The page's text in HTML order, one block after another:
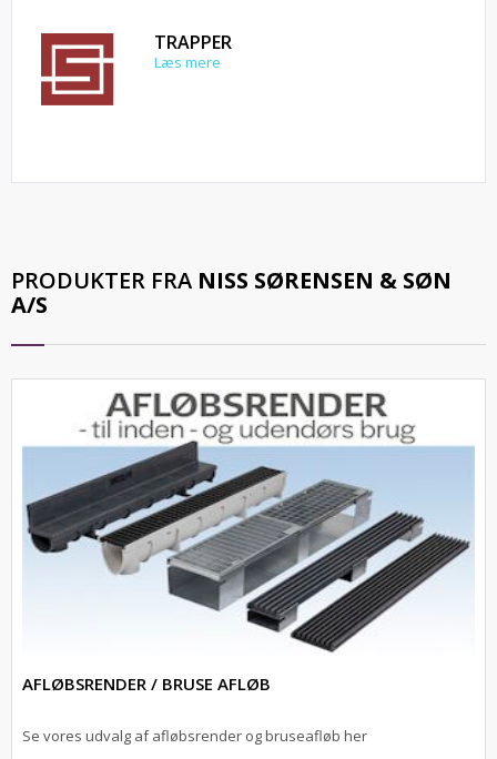
TRAPPER
Læs mere
PRODUKTER FRA NISS SØRENSEN & SØN
A/S
AFLØBSRENDER / BRUSE AFLØB
Se vores udvalg af afløbsrender og bruseafløb her